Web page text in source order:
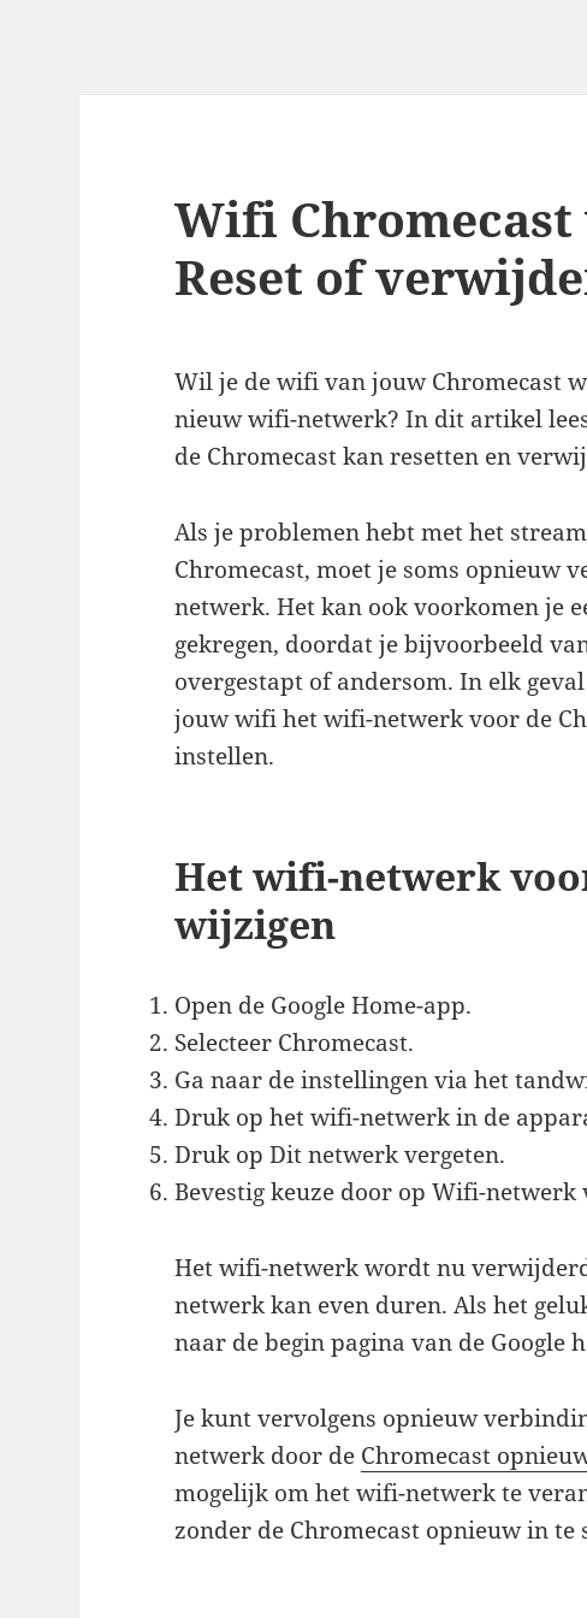
Wifi Chromecast
Reset of
Wil je de wifi van jouw Chromecast
nieuw wifi-netwerk? In dit artikel
de Chromecast kan resetten en
Als je problemen hebt met het
Chromecast, moet je soms opnieuw
netwerk. Het kan ook voorkomen je
gekregen, doordat je bijvoorbeeld
overgestapt of andersom. In elk
jouw wifi het wifi-netwerk voor de
instellen.
Het wifi-netwerk
wijzigen
Open de Google Home-app.
Selecteer Chromecast.
Ga naar de instellingen via het
Druk op het wifi-netwerk in de
Druk op Dit netwerk vergeten.
Bevestig keuze door op Wifi-
Het wifi-netwerk wordt nu
netwerk kan even duren. Als het
naar de begin pagina van de Google
Je kunt vervolgens opnieuw
netwerk door de Chromecast
mogelijk om het wifi-netwerk te
zonder de Chromecast opnieuw in te